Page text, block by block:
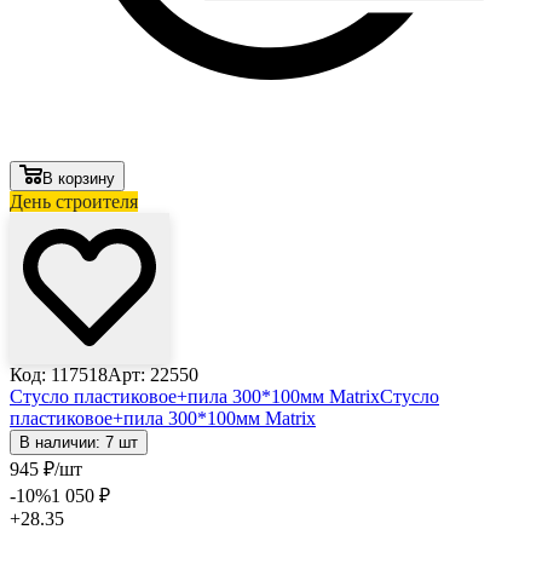
В корзину
День строителя
Код: 117518Арт: 22550
Стусло пластиковое+пила 300*100мм MatrixСтусло
пластиковое+пила 300*100мм Matrix
В наличии: 7 шт
945 ₽/шт
-10%1 050 ₽
+28.35